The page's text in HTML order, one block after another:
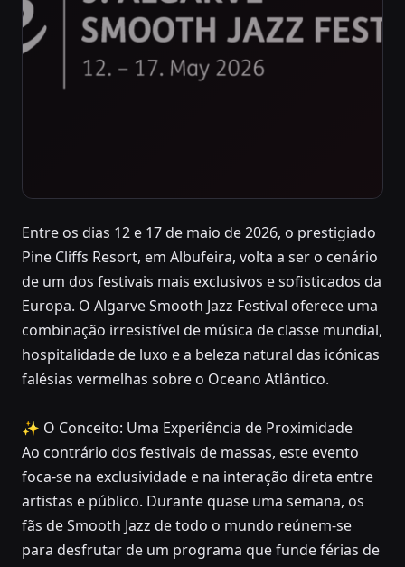
MAY 12, 2026 – MAY 17, 2026
Algarve Smooth Jazz
Festival 2026: Luxo,
Soul e Grooves no
Paraíso
Entre os dias 12 e 17 de maio de 2026, o prestigiado
Pine Cliffs Resort, em Albufeira, volta a ser o cenário
de um dos festivais mais exclusivos e sofisticados da
Europa. O Algarve Smooth Jazz Festival oferece uma
combinação irresistível de música de classe mundial,
hospitalidade de luxo e a beleza natural das icónicas
falésias vermelhas sobre o Oceano Atlântico.
✨ O Conceito: Uma Experiência de Proximidade
Ao contrário dos festivais de massas, este evento
foca-se na exclusividade e na interação direta entre
artistas e público. Durante quase uma semana, os
fãs de Smooth Jazz de todo o mundo reúnem-se
para desfrutar de um programa que funde férias de